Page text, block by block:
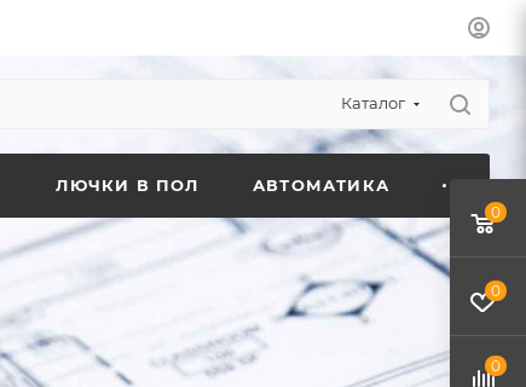
Каталог
ЛЮЧКИ В ПОЛ АВТОМАТИКА
0
0
0